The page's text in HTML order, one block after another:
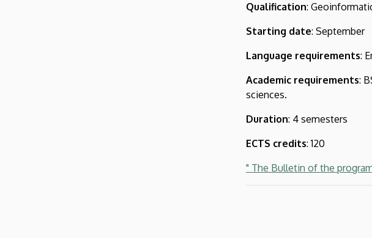
Qualification:
Starting date: September
Language requirements:
Academic requirements:
sciences.
Duration: 4 semesters
ECTS credits: 120
" The Bulletin of the